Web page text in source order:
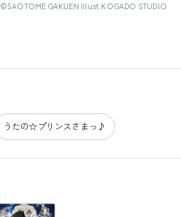
©SAOTOME GAKUEN Illust.KOGADO STUDIO
うたの☆プリンスさまっ♪